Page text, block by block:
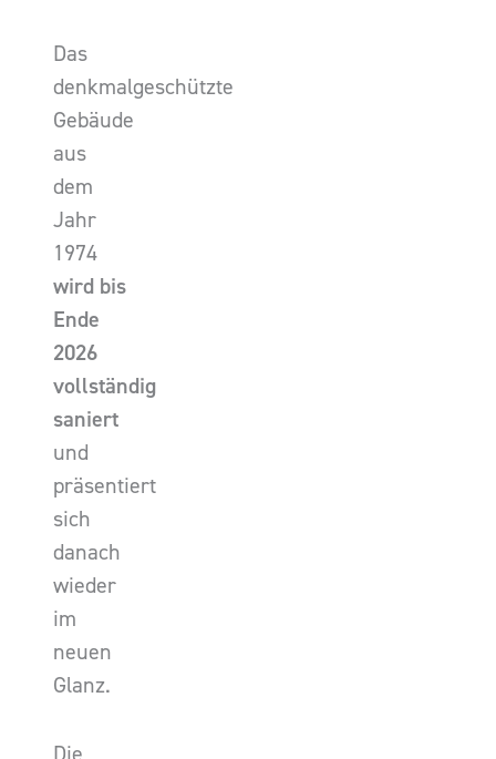
Das
denkmalgeschützte
Gebäude
aus
dem
Jahr
1974
wird bis
Ende
2026
vollständig
saniert
und
präsentiert
sich
danach
wieder
im
neuen
Glanz.